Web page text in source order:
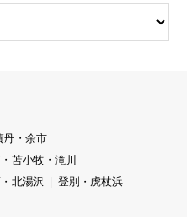
丹・余市
苫小牧・滝川
北湯沢
登別・虎杖浜